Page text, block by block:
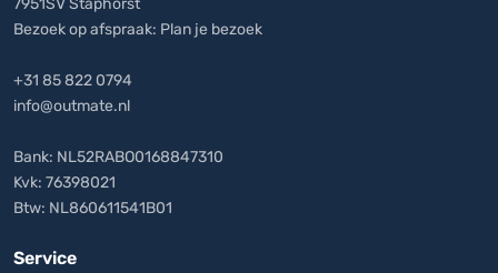
7951SV Staphorst
Bezoek op afspraak: Plan je bezoek
+31 85 822 0794
info@outmate.nl
Bank: NL52RABO0168847310
Kvk: 76398021
Btw: NL860611541B01
Service